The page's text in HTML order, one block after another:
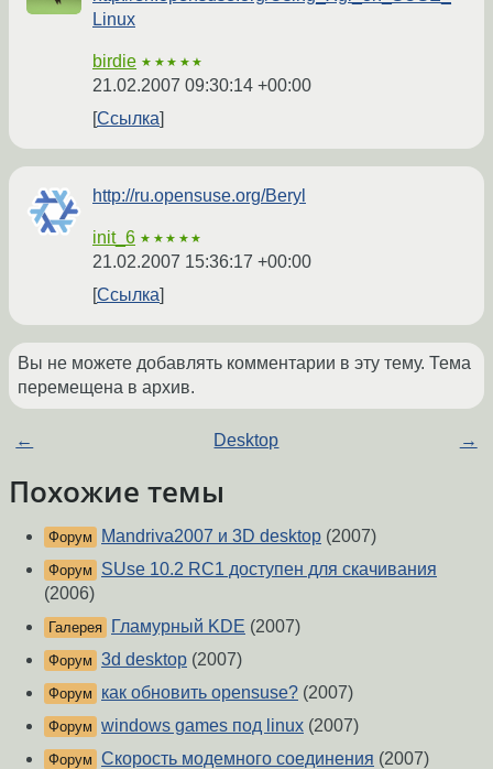
Linux
birdie ★★★★★
21.02.2007 09:30:14 +00:00
Ссылка
http://ru.opensuse.org/Beryl
init_6 ★★★★★
21.02.2007 15:36:17 +00:00
Ссылка
Вы не можете добавлять комментарии в эту тему. Тема
перемещена в архив.
← Desktop →
Похожие темы
Форум Mandriva2007 и 3D desktop (2007)
Форум
SUse 10.2 RC1 доступен для скачивания
(2006)
Галерея Гламурный KDE (2007)
Форум 3d desktop (2007)
Форум как обновить opensuse? (2007)
Форум windows games под linux (2007)
Форум Скорость модемного соединения (2007)